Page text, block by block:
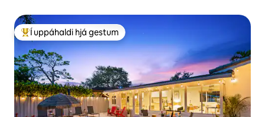
Í mestu uppáhaldi hjá gestum
Í uppáhaldi hjá gestum